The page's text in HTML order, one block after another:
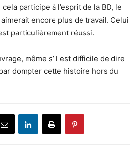
participe à l’esprit de la BD, le
encore plus de travail. Celui
particulièrement réussi.
même s’il est difficile de dire
dompter cette histoire hors du